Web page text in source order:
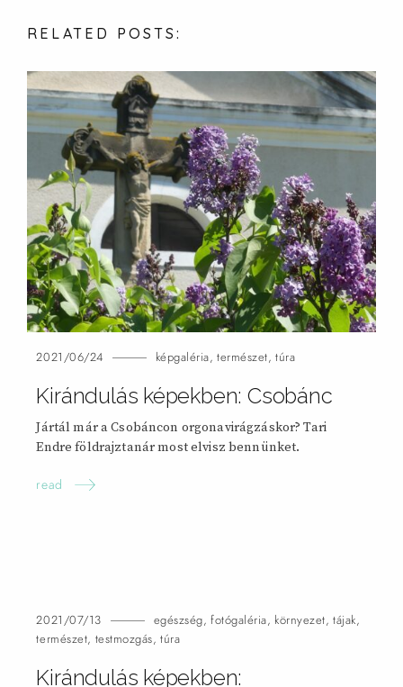
RELATED POSTS:
2021/06/24 képgaléria,természet,túra
Kirándulás képekben: Csobánc
Jártál már a Csobáncon orgonavirágzáskor? Tari
Endre földrajztanár most elvisz bennünket.
read
2021/07/13 egészség,fotógaléria, környezet,tájak,
természet, testmozgás,túra
Kirándulás képekben: